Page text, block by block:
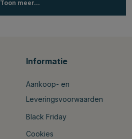
Toon meer...
Informatie
Aankoop- en
Leveringsvoorwaarden
Black Friday
Cookies